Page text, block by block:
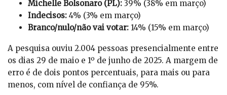
Michelle Bolsonaro (PL): 39% (38% em março)
Indecisos: 4% (3% em março)
Branco/nulo/não vai votar: 14% (15% em março)
A pesquisa ouviu 2.004 pessoas presencialmente entre
os dias 29 de maio e 1º de junho de 2025. A margem de
erro é de dois pontos percentuais, para mais ou para
menos, com nível de confiança de 95%.